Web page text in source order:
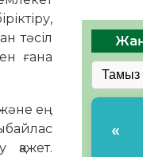
тәсіл
ғана
және ең
қажет.
«